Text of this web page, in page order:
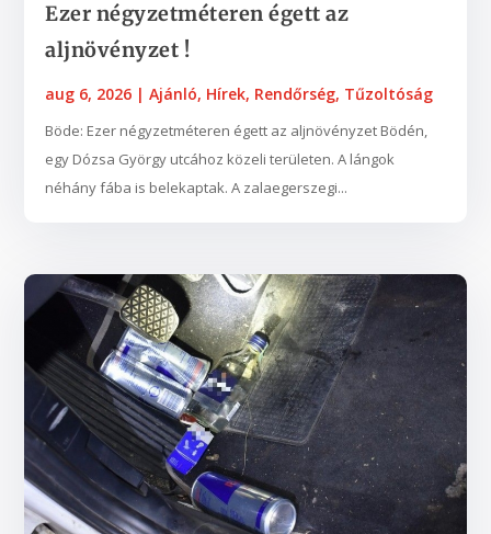
Ezer négyzetméteren égett az
aljnövényzet !
aug 6, 2026 |Ajánló, Hírek, Rendőrség, Tűzoltóság
Böde: Ezer négyzetméteren égett az aljnövényzet Bödén,
egy Dózsa György utcához közeli területen. A lángok
néhány fába is belekaptak. A zalaegerszegi...